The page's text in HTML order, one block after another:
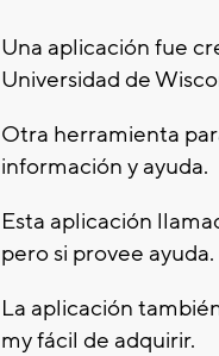
Una aplicación fue
Universidad de
Otra herramienta
información y ayuda.
Esta aplicación
pero si provee ayuda.
La aplicación
my fácil de adquirir.